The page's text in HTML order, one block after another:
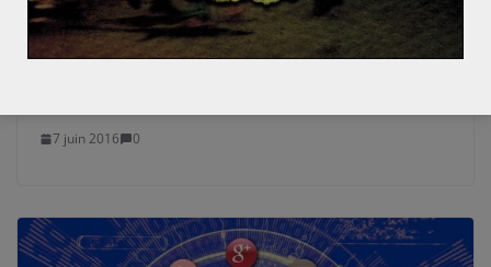
Violation de l’Etat de droit : que risque
7 juin 2016 0